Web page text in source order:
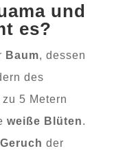
und
es?
Baum, dessen
des
5 Metern
weiße Blüten.
Geruch der